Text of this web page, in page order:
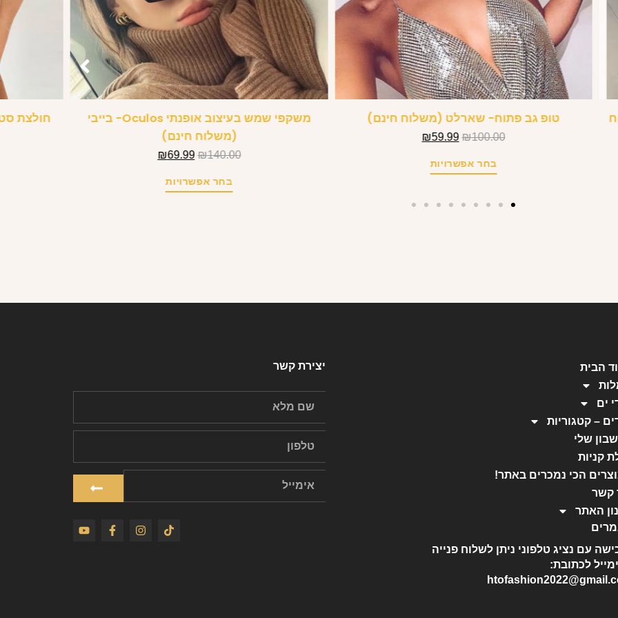
טופ גב פתוח- שארלט (משלוח חינם)
₪100.00
₪59.99
בחר אפשרויות
משקפי שמש בעיצוב אופנתי Oculos- בייבי
(משלוח חינם)
₪140.00
₪69.99
בחר אפשרויות
חולצת
הבית
ים
– קטגוריות
שלי
קניות
הכי נמכרים באתר!
קשר
האתר
עם נציג טלפוני ניתן לשלוח פנייה
לכתובת:
יצירת קשר